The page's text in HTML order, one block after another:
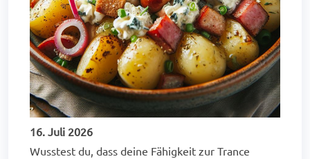
16. Juli 2026
Wusstest du, dass deine Fähigkeit zur Trance